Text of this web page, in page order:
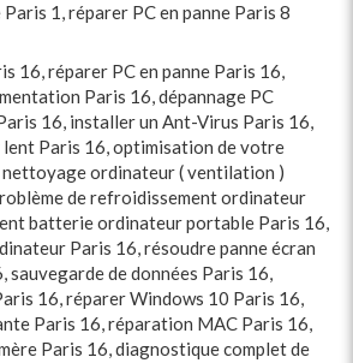
Paris 1,réparer PC en panne Paris 8
16,réparer PC en panne Paris 16,
Paris 16,dépannage PC
16, installer un Ant-Virus Paris 16,
Paris 16,optimisation de votre
nettoyage ordinateur ( ventilation )
de refroidissement ordinateur
batterie ordinateur portable Paris 16,
Paris 16,résoudre panne écran
,sauvegarde de données Paris 16,
16,réparer Windows 10 Paris 16,
Paris 16,réparation MAC Paris 16,
Paris 16,diagnostique complet de